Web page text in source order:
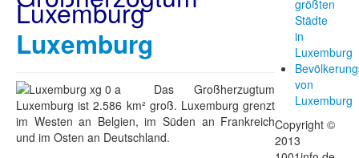
Luxemburg
Luxemburg
Das Großherzugtum
Luxemburg ist 2.586 km² groß. Luxemburg grenzt
im Westen an Belgien, im Süden an Frankreich
und im Osten an Deutschland.
größten
Städte
in
Luxemburg
von
Luxemburg
Copyright ©
2013